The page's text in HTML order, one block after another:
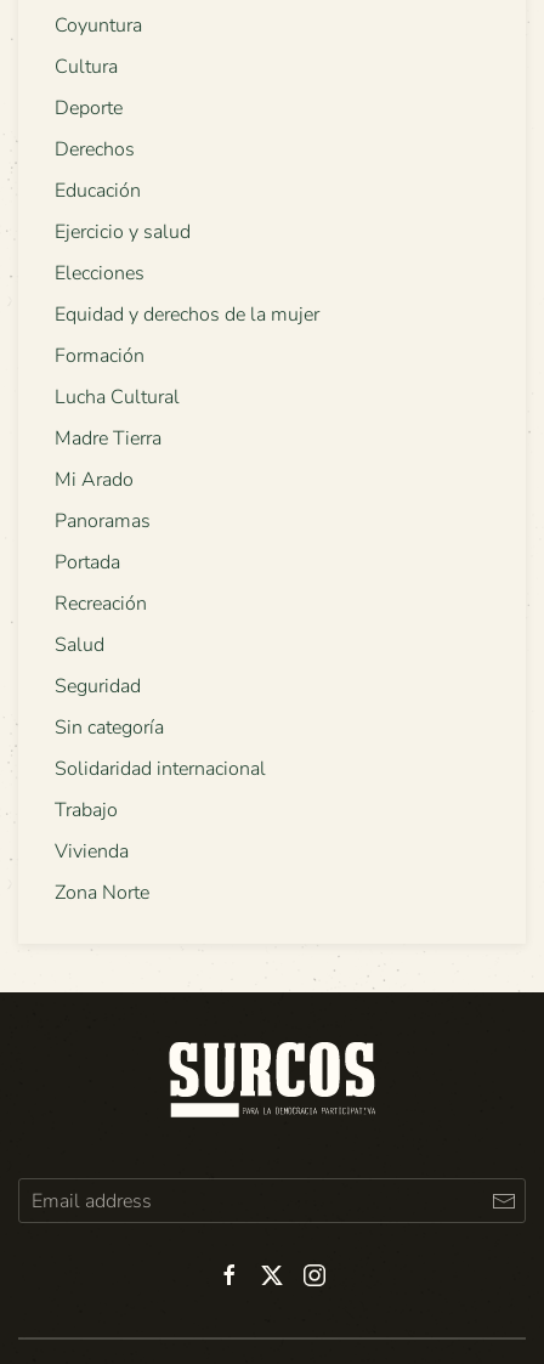
Coyuntura
Cultura
Deporte
Derechos
Educación
Ejercicio y salud
Elecciones
Equidad y derechos de la mujer
Formación
Lucha Cultural
Madre Tierra
Mi Arado
Panoramas
Portada
Recreación
Salud
Seguridad
Sin categoría
Solidaridad internacional
Trabajo
Vivienda
Zona Norte